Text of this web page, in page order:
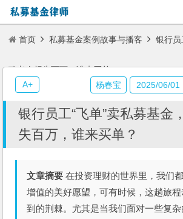
首页 私募基金案例故事与播客 银行员
致老人损失百万，谁来买单？
银行员工“飞单”卖私募基金
失百万，谁来买单？
文章摘要 在投资理财的世界里，我们
增值的美好愿望，可有时候，这趟旅
到的荆棘。尤其是当我们面对一些复
杨春宝 2025/06/01
A+